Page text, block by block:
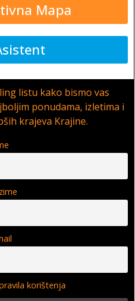
Mapa
listu kako bismo vas
ponudama, izletima i
krajeva Krajine.
korištenja